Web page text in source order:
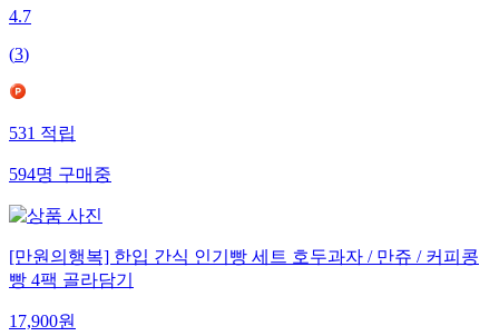
4.7
(3)
531적립
594명구매중
[만원의행복] 한입 간식 인기빵 세트 호두과자 / 만쥬 / 커피콩
빵 4팩 골라담기
17,900원